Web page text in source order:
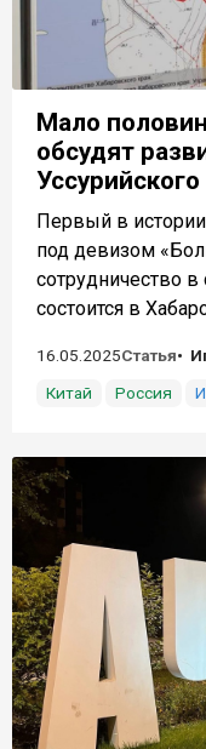
Мало
обсудят
Уссурийского
Первый в
под девизом
сотрудничество
состоится в
16.05.2025Статья
Китай
Россия